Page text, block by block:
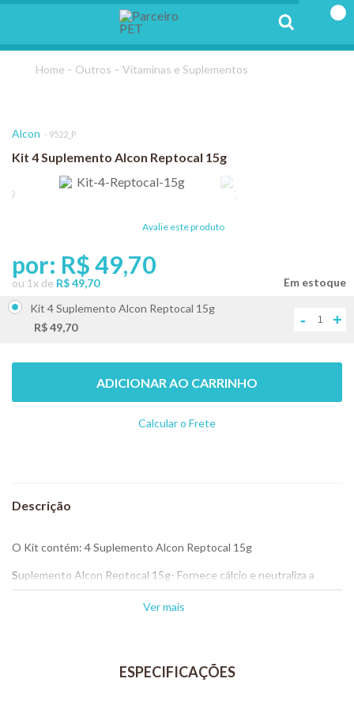
Outros Vitaminas e Suplementos
Avalie este produto
Alcon 9522_P
Kit 4 Suplemento Alcon Reptocal 15g
por: R$ 49,70
ou 1 x de R$ 49,70
Kit 4 Suplemento Alcon Reptocal 15g
R$ 49,70
- +
ADICIONAR AO CARRINHO
Calcular o Frete
Não sei meu CEP
O Kit contém: 4 Suplemento Alcon Reptocal 15g
Suplemento Alcon Reptocal 15g- Fornece cálcio e neutraliza a
acidez da água.
Ver mais